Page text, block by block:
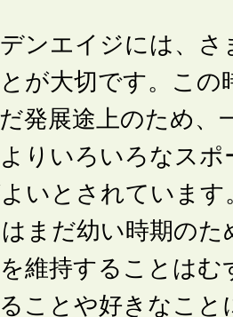
ンエイジには、さ
が大切です。この
発展途上のため、
りいろいろなスポ
いとされています
まだ幼い時期のた
維持することはむ
ことや好きなこと